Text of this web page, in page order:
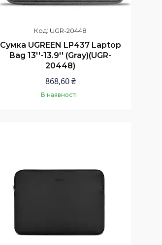
UGR-20448
Сумка UGREEN LP437 Laptop
Bag 13''-13.9'' (Gray)(UGR-
20448)
868,60 ₴
В наявності